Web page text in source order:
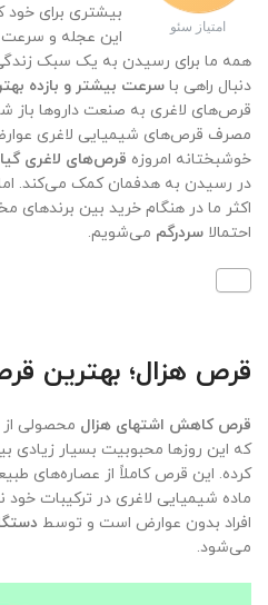
امتیاز سئو
بیشتری برای
این عجله و سرعت
همه ما برای رسیدن به یک سبک
دنبال راهی با سرعت بیشتر و بازده بهتر
قرص‌های لاغری به صنعت داروها باز
مصرف قرص‌های شیمیایی لاغری
خوشبختانه امروزه قرص‌های لاغری
در رسیدن به هدفمان کمک می‌کند.
اکثر ما در هنگام خرید بین برندهای
احتمالا سردرگم می‌شویم.
قرص هزال؛ بهترین
قرص کاهش اشتهای هزال محصولی
که این روزها محبوبیت بسیار زیادی
کرده. این قرص کاملاً از عصاره‌های
ماده شیمیایی لاغری در ترکیبات خود
افراد بدون عوارض است و توسط
می‌شود.